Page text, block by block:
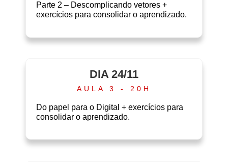
Parte 2 – Descomplicando vetores +
exercícios para consolidar o aprendizado.
DIA 24/11
AULA 3 - 20H
Do papel para o Digital + exercícios para
consolidar o aprendizado.